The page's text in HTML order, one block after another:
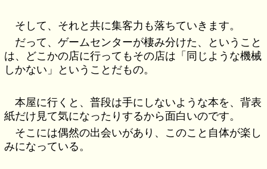
そして、それと共に集客力も落ちていきます。
だって、ゲームセンターが棲み分けた、ということ
は、どこかの店に行ってもその店は「同じような機械
しかない」ということだもの。
本屋に行くと、普段は手にしないような本を、背表
紙だけ見て気になったりするから面白いのです。
そこには偶然の出会いがあり、このこと自体が楽し
みになっている。